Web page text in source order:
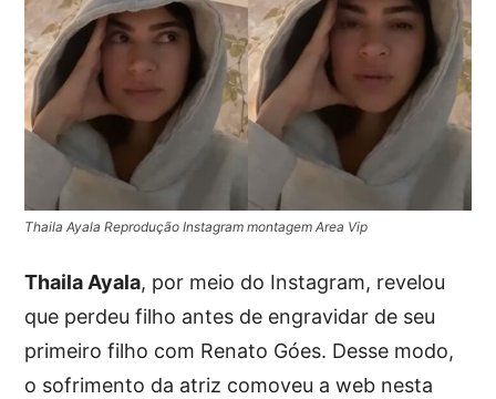
Thaila Ayala Reprodução Instagram montagem Area Vip
Thaila Ayala, por meio do Instagram, revelou
que perdeu filho antes de engravidar de seu
primeiro filho com Renato Góes. Desse modo,
o sofrimento da atriz comoveu a web nesta